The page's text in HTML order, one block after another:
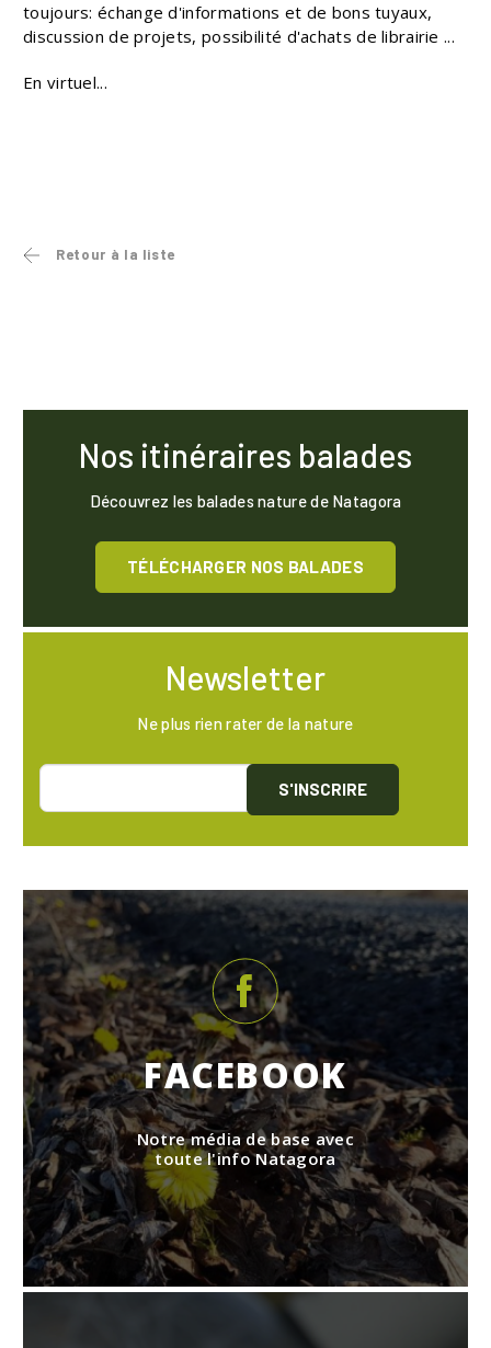
toujours: échange d'informations et de bons tuyaux,
discussion de projets, possibilité d'achats de librairie ...
En virtuel...
Retour à la liste
Nos itinéraires balades
Découvrez les balades nature de Natagora
TÉLÉCHARGER NOS BALADES
Newsletter
Ne plus rien rater de la nature
S'INSCRIRE
FACEBOOK
Notre média de base avec
toute l'info Natagora